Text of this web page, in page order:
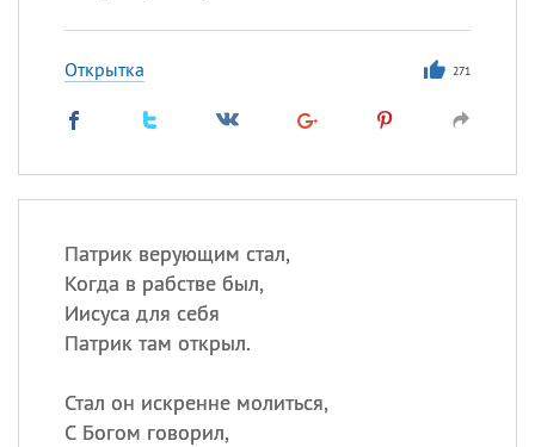
Открытка 271
Патрик верующим стал,
Когда в рабстве был,
Иисуса для себя
Патрик там открыл.
Стал он искренне молиться,
С Богом говорил,